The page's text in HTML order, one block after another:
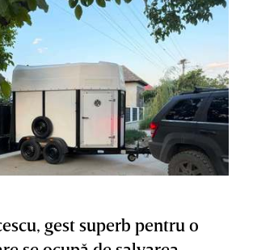
gest superb pentru o